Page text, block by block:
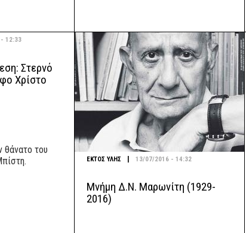
12:33
Στερνό
Χρίστο
θάνατο του
ΕΚΤΟΣ ΥΛΗΣ | 13/07/2016 - 14:32
Μνήμη Δ.Ν. Μαρωνίτη (1929-
2016)